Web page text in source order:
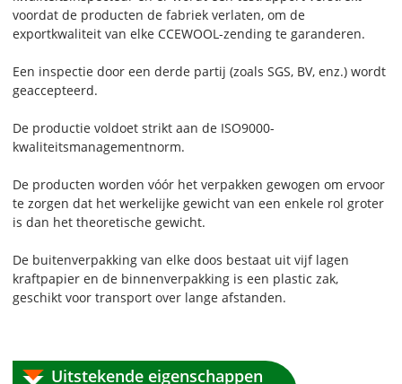
voordat de producten de fabriek verlaten, om de
exportkwaliteit van elke CCEWOOL-zending te garanderen.
Een inspectie door een derde partij (zoals SGS, BV, enz.) wordt
geaccepteerd.
De productie voldoet strikt aan de ISO9000-
kwaliteitsmanagementnorm.
De producten worden vóór het verpakken gewogen om ervoor
te zorgen dat het werkelijke gewicht van een enkele rol groter
is dan het theoretische gewicht.
De buitenverpakking van elke doos bestaat uit vijf lagen
kraftpapier en de binnenverpakking is een plastic zak,
geschikt voor transport over lange afstanden.
Uitstekende eigenschappen